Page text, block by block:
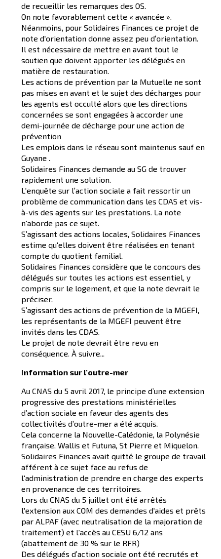
de recueillir les remarques des OS.
On note favorablement cette « avancée ».
Néanmoins, pour Solidaires Finances ce projet de
note d'orientation donne assez peu d’orientation.
Il est nécessaire de mettre en avant tout le
soutien que doivent apporter les délégués en
matière de restauration.
Les actions de prévention par la Mutuelle ne sont
pas mises en avant et le sujet des décharges pour
les agents est occulté alors que les directions
concernées se sont engagées à accorder une
demi-journée de décharge pour une action de
prévention
Les emplois dans le réseau sont maintenus sauf en
Guyane .
Solidaires Finances demande au SG de trouver
rapidement une solution.
L'enquête sur l’action sociale a fait ressortir un
problème de communication dans les CDAS et vis-
à-vis des agents sur les prestations. La note
n'aborde pas ce sujet.
S’agissant des actions locales, Solidaires Finances
estime qu'elles doivent être réalisées en tenant
compte du quotient familial.
Solidaires Finances considère que le concours des
délégués sur toutes les actions est essentiel, y
compris sur le logement, et que la note devrait le
préciser.
S’agissant des actions de prévention de la MGEFI,
les représentants de la MGEFI peuvent être
invités dans les CDAS.
Le projet de note devrait être revu en
conséquence. À suivre...
Information sur l'outre-mer
Au CNAS du 5 avril 2017, le principe d’une extension
progressive des prestations ministérielles
d’action sociale en faveur des agents des
collectivités d’outre-mer a été acquis.
Cela concerne la Nouvelle-Calédonie, la Polynésie
française, Wallis et Futuna, St Pierre et Miquelon.
Solidaires Finances avait quitté le groupe de travail
afférent à ce sujet face au refus de
l'administration de prendre en charge des experts
en provenance de ces territoires.
Lors du CNAS du 5 juillet ont été arrêtés
l'extension aux COM des demandes d'aides et prêts
par ALPAF (avec neutralisation de la majoration de
traitement) et l'accès au CESU 6/12 ans
(abattement de 30 % sur le RFR)
Des délégués d’action sociale ont été recrutés et